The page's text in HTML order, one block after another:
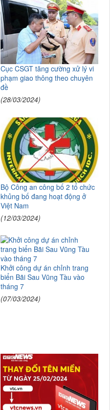
Cục CSGT tăng cường xử lý vi
phạm giao thông theo chuyên
đề
(28/03/2024)
Bộ Công an công bố 2 tổ chức
khủng bố đang hoạt động ở
Việt Nam
(12/03/2024)
Khởi công dự án chỉnh trang
biển Bãi Sau Vũng Tàu vào
tháng 7
(07/03/2024)